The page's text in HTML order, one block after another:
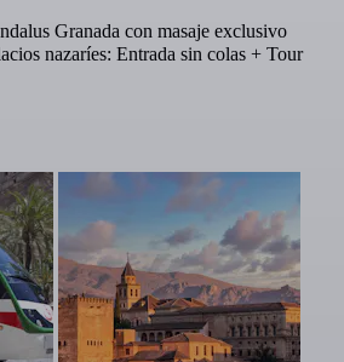
Granada con masaje exclusivo
nazaríes: Entrada sin colas + Tour